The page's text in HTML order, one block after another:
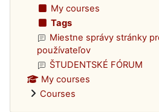
My courses
Tags
Miestne správy stránky
používateľov
ŠTUDENTSKÉ FÓRUM
My courses
Courses